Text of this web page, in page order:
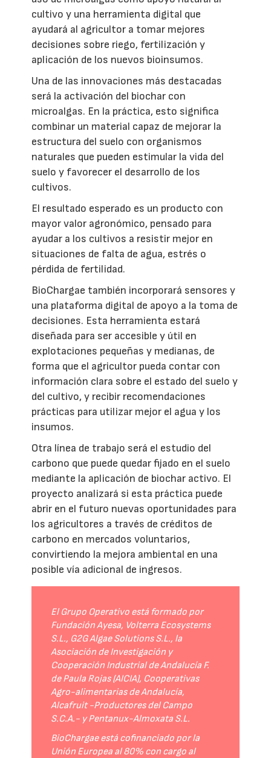
cultivo y una herramienta digital que
ayudará al agricultor a tomar mejores
decisiones sobre riego, fertilización y
aplicación de los nuevos bioinsumos.
Una de las innovaciones más destacadas
será la activación del biochar con
microalgas. En la práctica, esto significa
combinar un material capaz de mejorar la
estructura del suelo con organismos
naturales que pueden estimular la vida del
suelo y favorecer el desarrollo de los
cultivos.
El resultado esperado es un producto con
mayor valor agronómico, pensado para
ayudar a los cultivos a resistir mejor en
situaciones de falta de agua, estrés o
pérdida de fertilidad.
BioChargae también incorporará sensores y
una plataforma digital de apoyo a la toma de
decisiones. Esta herramienta estará
diseñada para ser accesible y útil en
explotaciones pequeñas y medianas, de
forma que el agricultor pueda contar con
información clara sobre el estado del suelo y
del cultivo, y recibir recomendaciones
prácticas para utilizar mejor el agua y los
insumos.
Otra línea de trabajo será el estudio del
carbono que puede quedar fijado en el suelo
mediante la aplicación de biochar activo. El
proyecto analizará si esta práctica puede
abrir en el futuro nuevas oportunidades para
los agricultores a través de créditos de
carbono en mercados voluntarios,
convirtiendo la mejora ambiental en una
posible vía adicional de ingresos.
El Grupo Operativo está formado por
Fundación Ayesa, Volterra Ecosystems
S.L., G2G Algae Solutions S.L., la
Asociación de Investigación y
Cooperación Industrial de Andalucía F.
de Paula Rojas (AICIA), Cooperativas
Agro-alimentarias de Andalucía,
Alcafruit -Productores del Campo
S.C.A.- y Pentanux-Almoxata S.L.
BioChargae está cofinanciado por la
Unión Europea al 80% con cargo al